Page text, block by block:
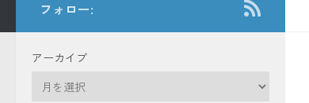
フォロー:
アーカイブ